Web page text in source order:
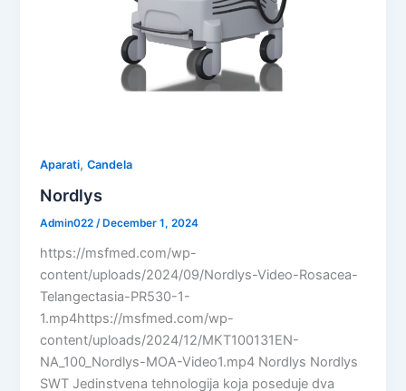
Aparati,Candela
Nordlys
Admin022/ December 1, 2024
https://msfmed.com/wp-
content/uploads/2024/09/Nordlys-Video-Rosacea-
Telangectasia-PR530-1-
1.mp4https://msfmed.com/wp-
content/uploads/2024/12/MKT100131EN-
NA_100_Nordlys-MOA-Video1.mp4 Nordlys Nordlys
SWT Jedinstvena tehnologija koja poseduje dva